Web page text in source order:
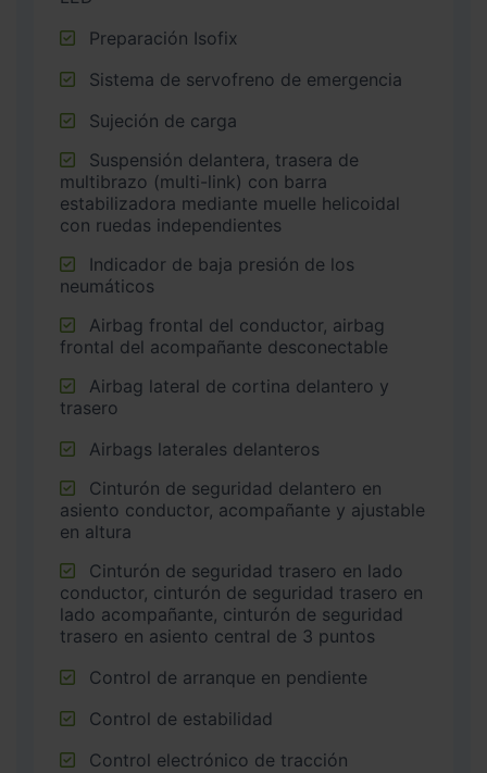
Preparación Isofix
Sistema de servofreno de emergencia
Sujeción de carga
multibrazo (multi-link) con barra
estabilizadora mediante muelle helicoidal
con ruedas independientes
neumáticos
frontal del acompañante desconectable
trasero
Airbags laterales delanteros
asiento conductor, acompañante y ajustable
en altura
conductor, cinturón de seguridad trasero en
lado acompañante, cinturón de seguridad
trasero en asiento central de 3 puntos
Control de arranque en pendiente
Control de estabilidad
Control electrónico de tracción